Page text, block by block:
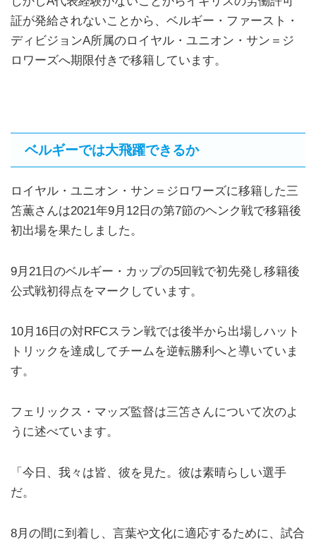
証が発給されないことから、ベルギー・ファースト・
ディビジョンA所属のロイヤル・ユニオン・サン＝ジ
ロワーズへ期限付きで移籍しています。
ベルギーでは大飛躍できるか
ロイヤル・ユニオン・サン＝ジロワーズに移籍した三
笘薫さんは2021年9月12日の第7節のヘンク戦で移籍後
初出場を果たしました。
9月21日のベルギー・カップの5回戦で初先発し移籍後
公式戦初得点をマークしています。
10月16日の対RFCスラン戦では後半から出場しハット
トリックを達成してチームを逆転勝利へと導いていま
す。
フェリックス・マッズ監督は三笘さんについて次のよ
うに述べています。
「今日、我々は皆、彼を見た。彼は素晴らしい選手
だ。
8月の間に到着し、言葉や文化に適応するために、試合